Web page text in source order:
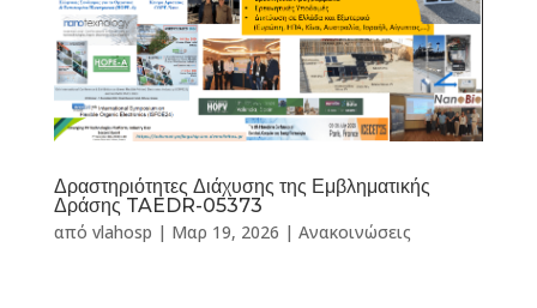
Δραστηριότητες Διάχυσης της Εμβληματικής
Δράσης TAEDR-05373
από vlahosp | Μαρ 19, 2026 | Ανακοινώσεις